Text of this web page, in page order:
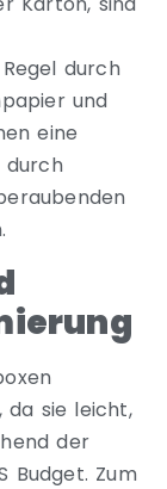
durch
und
eine
durch
da sie leicht,
der
Budget. Zum